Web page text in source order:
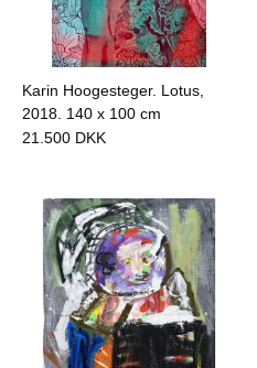
Karin Hoogesteger. Lotus,
2018. 140 x 100 cm
21.500 DKK